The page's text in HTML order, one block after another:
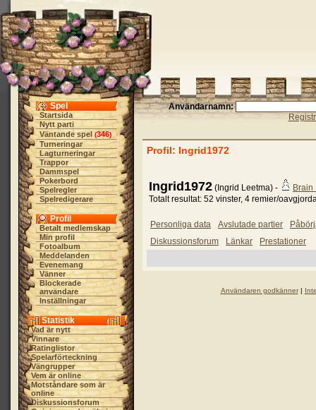
Spel
Startsida
Nytt parti
Väntande spel (346)
Turneringar
Lagturneringar
Trappor
Dammspel
Pokerbord
Spelregler
Spelredigerare
Profil
Betalt medlemskap
Min profil
Fotoalbum
Meddelanden
Evenemang
Vänner
Blockerade
användare
Inställningar
Statistik
Vad är nytt
Vinnare
Ratinglistor
Spelarförteckning
Vängrupper
Vem är online
Motståndare som är
online
Diskussionsforum
Användarnamn:
Profil: Ingrid1972
Ingrid1972 (Ingrid Leetma) -
Brain
Totalt resultat: 52 vinster, 4 remier/
Personliga data Avslutade partier
Diskussionsforum
Länkar Prestationer
Användaren godkänner|